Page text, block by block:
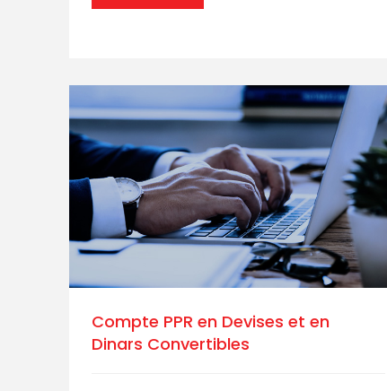
Compte PPR en Devises et en
Dinars Convertibles